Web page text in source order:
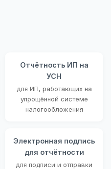
Отчётность ИП на
УСН
для ИП, работающих на
упрощённой системе
налогообложения
Электронная подпись
для отчётности
для подписи и отправки